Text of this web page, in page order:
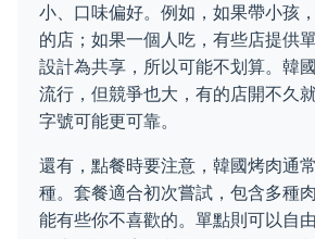
小、口味偏好。例如，如果帶小孩
的店；如果一個人吃，有些店提供
設計為共享，所以可能不划算。韓
流行，但競爭也大，有的店開不久
字號可能更可靠。
還有，點餐時要注意，韓國烤肉通
種。套餐適合初次嘗試，包含多種
能有些你不喜歡的。單點則可以自